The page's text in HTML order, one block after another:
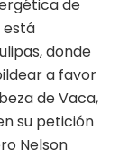
de
está
donde
a favor
de Vaca,
su petición
Nelson